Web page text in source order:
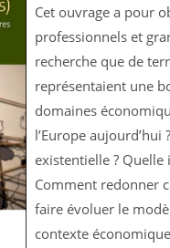
Cet ouvrage a pour
professionnels et
recherche que de
représentaient une
domaines
l’Europe
existentielle ? Quelle
Comment redonner
faire évoluer le
contexte